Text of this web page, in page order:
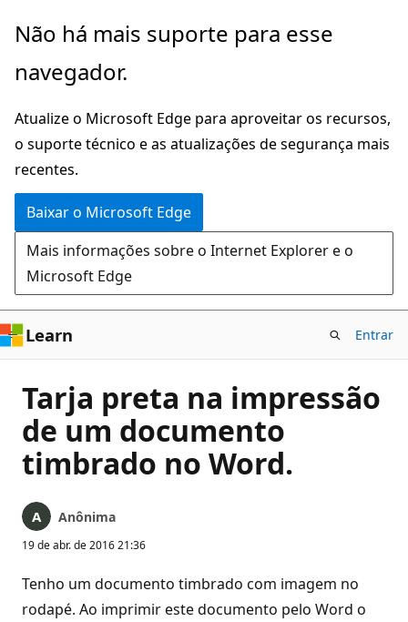
Pular
o
principal
Não há mais suporte para esse
navegador.
Atualize o Microsoft Edge para aproveitar os recursos,
o suporte técnico e as atualizações de segurança mais
recentes.
Baixar o Microsoft Edge
Mais informações sobre o Internet Explorer e o
Microsoft Edge
Learn Entrar
Tarja preta na impressão
de um documento
timbrado no Word.
Anônima
19 de abr. de 2016 21:36
Tenho um documento timbrado com imagem no
rodapé. Ao imprimir este documento pelo Word o